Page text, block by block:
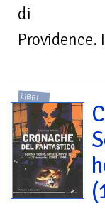
di
Providence.
LIBRI